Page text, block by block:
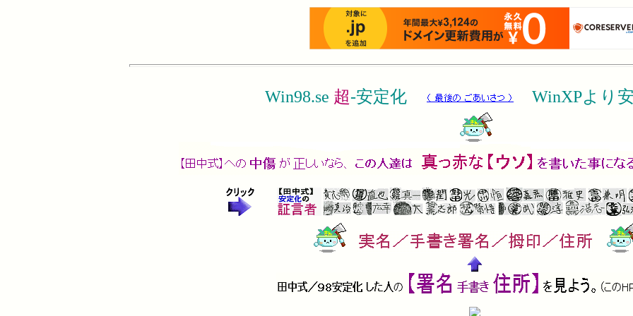
Win98.se 超-安定化 WinXPより